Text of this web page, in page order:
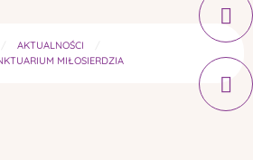
AKTUALNOŚCI
MIŁOSIERDZIA